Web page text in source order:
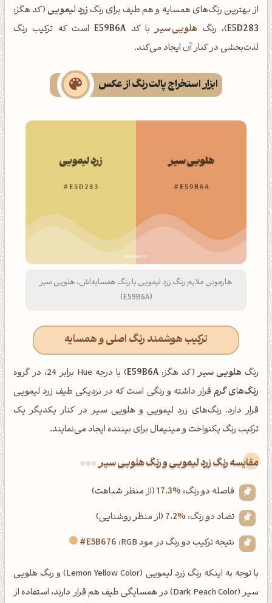
از بهترین رنگ‌های همسایه و هم طیف برای رنگزرد لیمویی(کد هگز:
E5D283)، رنگ هلویی سیربا کد E59B6Aاست که ترکیب رنگ
لذت‌بخشی در کنار آن ایجاد می‌کند.
ابزار استخراج پالت رنگ از عکس
هارمونی ملایم رنگ زرد لیمویی با رنگ همسایه‌اش، هلویی سیر
(E59B6A)
ترکیب هوشمند رنگ اصلی و همسایه
رنگ هلویی سیر(کد هگز: E59B6A) با درجه Hue برابر 24، در گروه
رنگ‌های گرم قرار داشته و رنگی است که در نزدیکی طیف زرد لیمویی
قرار دارد. رنگ‌های زرد لیمویی و هلویی سیر در کنار یکدیگر یک
ترکیب رنگ یکنواخت و مینیمال برای بیننده ایجاد می‌نمایند.
‌مقایسه رنگ زرد لیمویی و رنگ هلویی سیر
فاصله دو رنگ: 17.3%(از منظر شباهت)
تضاد دو رنگ: 7.2% (از منظر روشنایی)
نتیجه ترکیب دو رنگ در مود RGB:
#E5B676
با توجه به اینکه رنگ زرد لیمویی (Lemon Yellow Color) و رنگ هلویی
سیر (Dark Peach Color) در همسایگی طیف هم قرار دارند، استفاده از